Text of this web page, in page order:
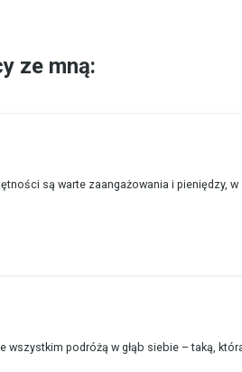
ze mną:
są warte zaangażowania i pieniędzy, w
wszystkim podróżą w głąb siebie – taką,